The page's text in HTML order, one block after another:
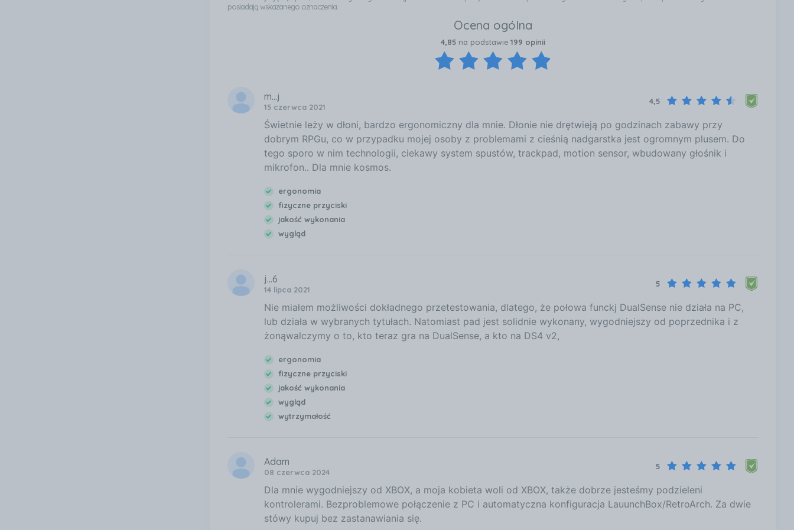
posiadają wskazanego oznaczenia.
Ocena ogólna
4,85 na podstawie 199 opinii
m...j
15 czerwca 2021
4,5
Świetnie leży w dłoni, bardzo ergonomiczny dla mnie. Dłonie nie drętwieją po godzinach zabawy przy
dobrym RPGu, co w przypadku mojej osoby z problemami z cieśnią nadgarstka jest ogromnym plusem. Do
tego sporo w nim technologii, ciekawy system spustów, trackpad, motion sensor, wbudowany głośnik i
mikrofon.. Dla mnie kosmos.
ergonomia
fizyczne przyciski
jakość wykonania
wygląd
j...6
14 lipca 2021
5
Nie miałem możliwości dokładnego przetestowania, dlatego, że połowa funckj DualSense nie działa na PC,
lub działa w wybranych tytułach. Natomiast pad jest solidnie wykonany, wygodniejszy od poprzednika i z
żonąwalczymy o to, kto teraz gra na DualSense, a kto na DS4 v2,
ergonomia
fizyczne przyciski
jakość wykonania
wygląd
wytrzymałość
Adam
08 czerwca 2024
5
Dla mnie wygodniejszy od XBOX, a moja kobieta woli od XBOX, także dobrze jesteśmy podzieleni
kontrolerami. Bezproblemowe połączenie z PC i automatyczna konfiguracja LauunchBox/RetroArch. Za dwie
stówy kupuj bez zastanawiania się.